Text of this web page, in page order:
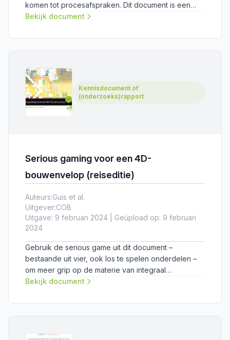
komen tot procesafspraken. Dit document is een
hulpmiddel bij fase 2 van integrale planafstemming in
formaliseren.​
Bekijk document
Kennisdocument of
(onderzoeks)rapport
Serious gaming voor een 4D-
bouwenvelop (reiseditie)
Auteurs:Guis et al.
Uitgever:COB
Uitgave: 9 februari 2024 | Geüpload op: 9 februari
2024
Gebruik de serious game uit dit document –
bestaande uit vier, ook los te spelen onderdelen –
om meer grip op de materie van integraal
ontwerpen.
Bekijk document